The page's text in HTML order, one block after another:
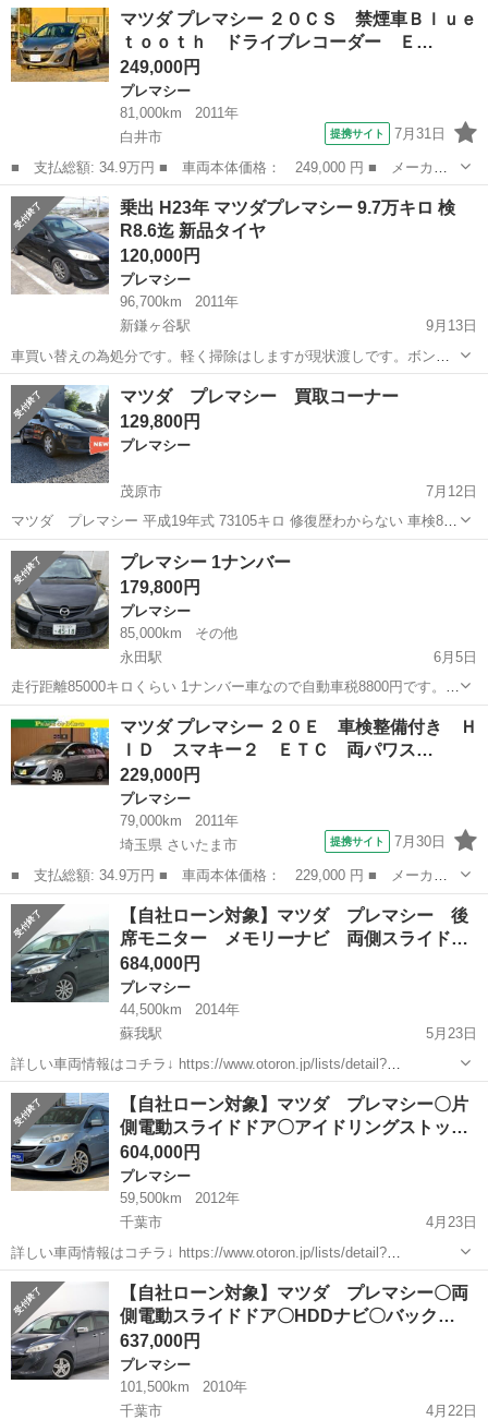
2,000cc 修復歴:無し 色:赤 ⭐︎両側パワースライドドア ⭐︎スマ...
千葉 長生郡 八積駅 トヨタヴォクシー
マツダ プレマシー ２０ＣＳ 禁煙車Ｂｌｕｅ
ｔｏｏｔｈ ドライブレコーダー Ｅ…
249,000円
プレマシー
81,000km
2011年
白井市
提携サイト 7月31日
■ 支払総額: 34.9万円 ■ 車両本体価格： 249,000 円 ■ メーカー
名： マツダ ■ 車種名： プレマシー ■ グレード名： ２０Ｃ
Ｓ 禁煙車Ｂｌｕｅｔｏｏｔｈ ドライブレコーダー ＥＴＣ バッ
クカメラ ナビ...
千葉 白井市 プレマシー
乗出 H23年 マツダプレマシー 9.7万キロ 検
R8.6迄 新品タイヤ
120,000円
プレマシー
96,700km
2011年
新鎌ヶ谷駅
9月13日
車買い替えの為処分です。軽く掃除はしますが現状渡しです。ボンネ
ット真ん中クリア塗装剥げ、ルーフも艶有りません。全体的に小キ
ズ、タッチペンあります。大きな凹み無し。助手席ドアにドア当てら
れた凹み有り。リアバンパーに押されて出来...
千葉 鎌ケ谷市 新鎌ヶ谷駅 プレマシー
マツダプレマシー
マツダ プレマシー 買取コーナー
129,800円
プレマシー
茂原市
7月12日
マツダ プレマシー 平成19年式 73105キロ 修復歴わからない 車検8年
9月 両側パワスラ E T C エアコンバッチリ さぁ小林の買取車両コーナ
ー マツダプレマシーになりますよ 車検も長くて大変お買い得🥴チェ
ックラ...
千葉 茂原市
プレマシー 1ナンバー
179,800円
プレマシー
85,000km
その他
永田駅
6月5日
走行距離85000キロくらい 1ナンバー車なので自動車税8800円です。
ダウンサス組込み済み タイヤの山あります。 エンジン調子良いです。
リヤシート取り付けてありますが 2人乗りの登録です。 車検現在切れ
てますが 車検取...
千葉 大網白里市 永田駅 エンジン
マツダ プレマシー ２０Ｅ 車検整備付き Ｈ
ＩＤ スマキー２ ＥＴＣ 両パワス…
229,000円
プレマシー
79,000km
2011年
埼玉県 さいたま市
提携サイト 7月30日
■ 支払総額: 34.9万円 ■ 車両本体価格： 229,000 円 ■ メーカー
名： マツダ ■ 車種名： プレマシー ■ グレード名： ２０Ｅ
車検整備付き ＨＩＤ スマキー２ ＥＴＣ 両パワスラ 純ナビ
地デジフルセ...
埼玉 さいたま市 プレマシー
【自社ローン対象】マツダ プレマシー 後
席モニター メモリーナビ 両側スライド…
684,000円
プレマシー
44,500km
2014年
蘇我駅
5月23日
詳しい車両情報はコチラ↓ https://www.otoron.jp/lists/detail?
carno=044611 ※売約済みの場合表示されません ※記載の金額は現金
一括払いの金額です 信用機関を通さな...
千葉 千葉市 蘇我駅 プレマシー ローン
【自社ローン対象】マツダ プレマシー〇片
側電動スライドドア〇アイドリングストッ…
604,000円
プレマシー
59,500km
2012年
千葉市
4月23日
詳しい車両情報はコチラ↓ https://www.otoron.jp/lists/detail?
carno=043650 ※売約済みの場合表示されません ※記載の金額は現金
一括払いの金額です 信用機関を通さな...
千葉 千葉市 プレマシー ローン
【自社ローン対象】マツダ プレマシー〇両
側電動スライドドア〇HDDナビ〇バック…
637,000円
プレマシー
101,500km
2010年
千葉市
4月22日